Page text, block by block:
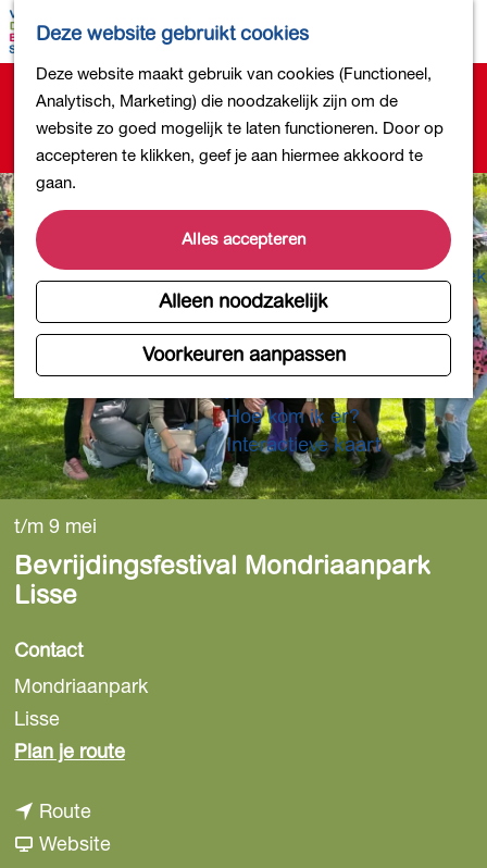
Deze website gebruikt cookies
Deze website maakt gebruik van cookies (Functioneel,
Analytisch, Marketing) die noodzakelijk zijn om de
website zo goed mogelijk te laten functioneren. Door op
accepteren te klikken, geef je aan hiermee akkoord te
gaan.
Alles accepteren
Alleen noodzakelijk
Voorkeuren aanpassen
a
r
d
e
h
o
m
e
p
a
g
e
K
a
r
t
Z
e
k
e
n
e
n
u
Bollen en Bloemen
Uit eten
DB4daagse - Inschrijven
Kinderactiviteiten
De natuur in
Musea en meer
Producten uit de Bollenstreek
Gezond en actief
Overnachten
Hoe kom ik er?
Interactieve kaart
Sorry, deze activiteit is niet meer beschikbaar.
Bekijk het
actuele aanbod
voor de beschikbare
opties.
t/m 9 mei
Bevrijdingsfestival Mondriaanpark
Lisse
Contact
Mondriaanpark
Lisse
Plan je routen
Routen
a
Websitev